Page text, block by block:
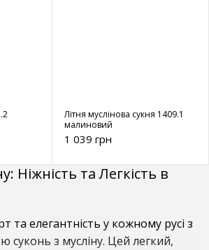
Літня муслінова сукня 1409.1
малиновий
1 039 грн
Ніжність та Легкість в
та елегантність у кожному русі з
суконь з мусліну. Цей легкий,